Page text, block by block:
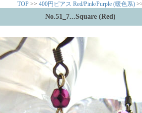
TOP >> 400円ピアス Red/Pink/Purple (暖色系)
No.51_7...Square (Red)